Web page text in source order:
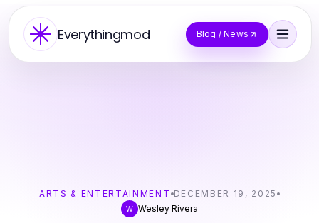
Everythingmod Blog / News
ARTS & ENTERTAINMENT DECEMBER 19, 2025
W Wesley Rivera